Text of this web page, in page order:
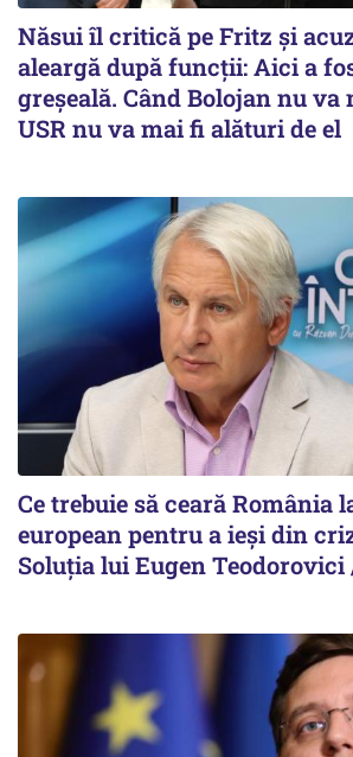
Năsui îl critică pe Fritz și
aleargă după funcții: Aici a
greșeală. Când Bolojan nu va
USR nu va mai fi alături de el
Ce trebuie să ceară România
european pentru a ieși din
Soluția lui Eugen Teodorovici